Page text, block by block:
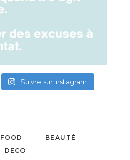
Suivre sur Instagram
FOOD
BEAUTÉ
DECO